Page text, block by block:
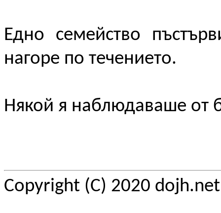
Едно семейство
нагоре по течението.
Някой я наблюдаваше от
Copyright (C) 2020